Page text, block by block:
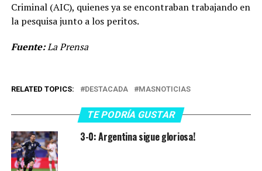
Criminal (AIC), quienes ya se encontraban trabajando en
la pesquisa junto a los peritos.
Fuente:La Prensa
RELATED TOPICS: DESTACADA MASNOTICIAS
TE PODRÍA GUSTAR
3-0: Argentina sigue gloriosa!